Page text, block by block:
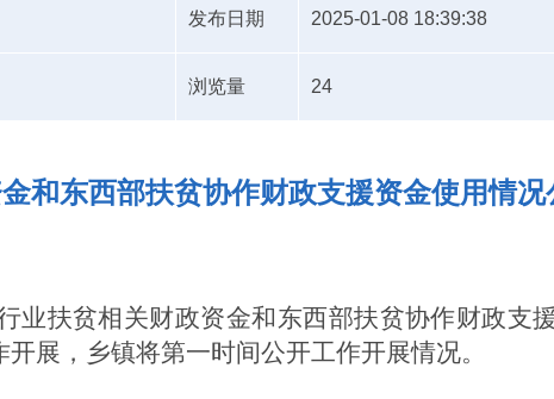
发布日期 2025-01-08 18:39:38
浏览量 24
和东西部扶贫协作财政支援资金使用情况
业扶贫相关财政资金和东西部扶贫协作财政支
展，乡镇将第一时间公开工作开展情况。